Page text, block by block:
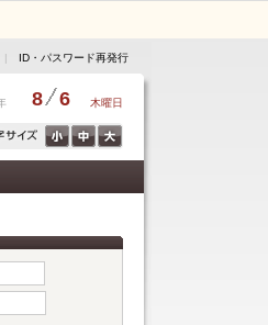
| ID・パスワード再発行
8 6 木曜日